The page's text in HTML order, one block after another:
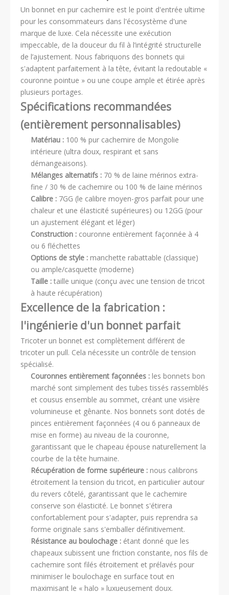
Un bonnet en pur cachemire est le point d'entrée ultime
pour les consommateurs dans l'écosystème d'une
marque de luxe. Cela nécessite une exécution
impeccable, de la douceur du fil à l’intégrité structurelle
de l’ajustement. Nous fabriquons des bonnets qui
s'adaptent parfaitement à la tête, évitant la redoutable «
couronne pointue » ou une coupe ample et étirée après
plusieurs portages.
Spécifications recommandées
(entièrement personnalisables)
Matériau : 100 % pur cachemire de Mongolie
intérieure (ultra doux, respirant et sans
démangeaisons).
Mélanges alternatifs : 70 % de laine mérinos extra-
fine / 30 % de cachemire ou 100 % de laine mérinos
Calibre : 7GG (le calibre moyen-gros parfait pour une
chaleur et une élasticité supérieures) ou 12GG (pour
un ajustement élégant et léger)
Construction : couronne entièrement façonnée à 4
ou 6 fléchettes
Options de style : manchette rabattable (classique)
ou ample/casquette (moderne)
Taille : taille unique (conçu avec une tension de tricot
à haute récupération)
Excellence de la fabrication :
l'ingénierie d'un bonnet parfait
Tricoter un bonnet est complètement différent de
tricoter un pull. Cela nécessite un contrôle de tension
spécialisé.
Couronnes entièrement façonnées : les bonnets bon
marché sont simplement des tubes tissés rassemblés
et cousus ensemble au sommet, créant une visière
volumineuse et gênante. Nos bonnets sont dotés de
pinces entièrement façonnées (4 ou 6 panneaux de
mise en forme) au niveau de la couronne,
garantissant que le chapeau épouse naturellement la
courbe de la tête humaine.
Récupération de forme supérieure : nous calibrons
étroitement la tension du tricot, en particulier autour
du revers côtelé, garantissant que le cachemire
conserve son élasticité. Le bonnet s'étirera
confortablement pour s'adapter, puis reprendra sa
forme originale sans s'emballer définitivement.
Résistance au boulochage : étant donné que les
chapeaux subissent une friction constante, nos fils de
cachemire sont filés étroitement et prélavés pour
minimiser le boulochage en surface tout en
maximisant le « halo » luxueusement doux.